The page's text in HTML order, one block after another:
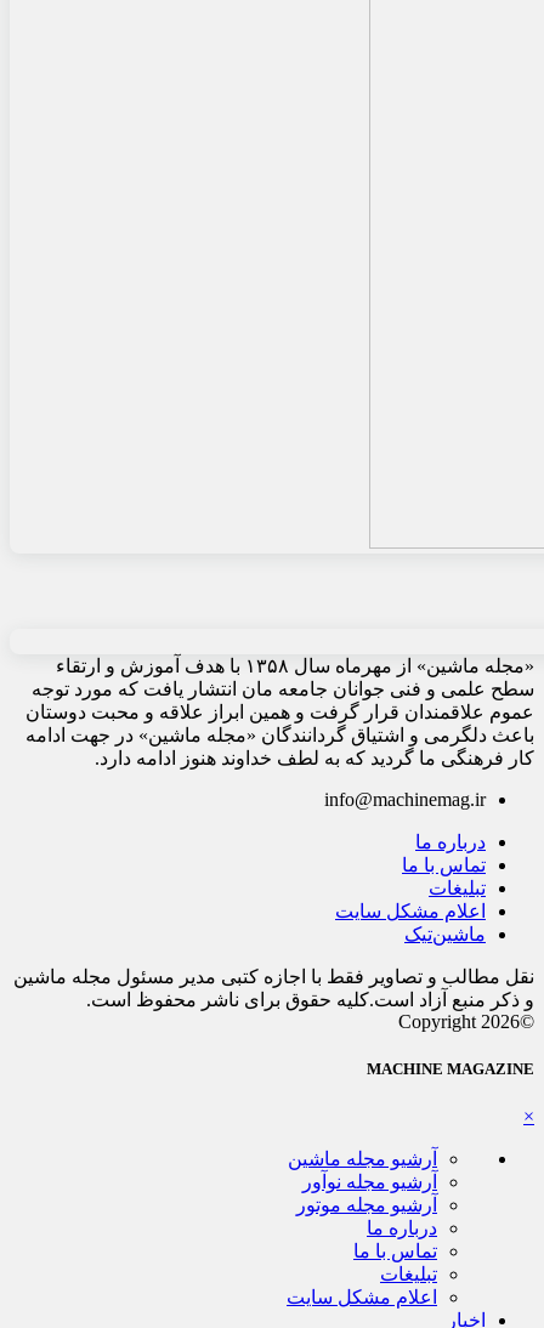
«مجله ماشین» از مهرماه سال ۱۳۵۸ با هدف آموزش و ارتقاء
سطح علمی و فنی جوانان جامعه مان انتشار یافت که مورد توجه
عموم علاقمندان قرار گرفت و همین ابراز علاقه و محبت دوستان
باعث دلگرمی و اشتیاق گردانندگان «مجله ماشین» در جهت ادامه
کار فرهنگی ما گردید که به لطف خداوند هنوز ادامه دارد.
info@machinemag.ir
درباره ما
تماس با ما
تبلیغات
اعلام مشکل سایت
ماشین‌تیک
نقل مطالب و تصاویر فقط با اجازه کتبی مدیر مسئول مجله ماشین
و ذکر منبع آزاد است.کلیه حقوق برای ناشر محفوظ است.
©Copyright 2026
MACHINE MAGAZINE
×
آرشیو مجله ماشین
آرشیو مجله نوآور
آرشیو مجله موتور
درباره ما
تماس با ما
تبلیغات
اعلام مشکل سایت
اخبار